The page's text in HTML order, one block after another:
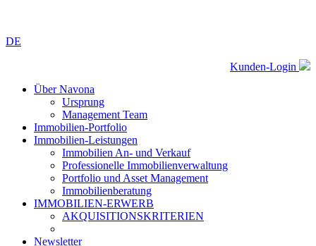
DE
Kunden-Login
Über Navona
Ursprung
Management Team
Immobilien-Portfolio
Immobilien-Leistungen
Immobilien An- und Verkauf
Professionelle Immobilienverwaltung
Portfolio und Asset Management
Immobilienberatung
IMMOBILIEN-ERWERB
AKQUISITIONSKRITERIEN
Newsletter